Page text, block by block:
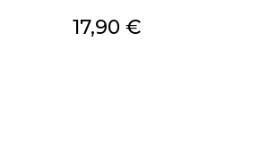
Preis
17,90 €